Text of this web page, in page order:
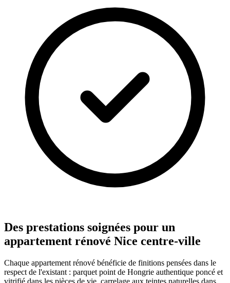
Des prestations soignées pour un
appartement rénové Nice centre-ville
Chaque appartement rénové bénéficie de finitions pensées dans le
respect de l'existant : parquet point de Hongrie authentique poncé et
vitrifié dans les pièces de vie, carrelage aux teintes naturelles dans